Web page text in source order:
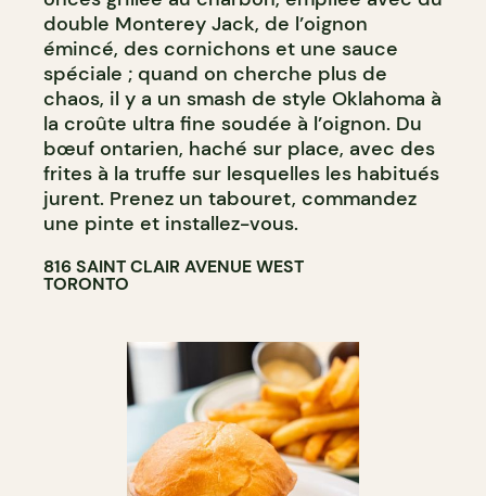
double Monterey Jack, de l’oignon
émincé, des cornichons et une sauce
spéciale ; quand on cherche plus de
chaos, il y a un smash de style Oklahoma à
la croûte ultra fine soudée à l’oignon. Du
bœuf ontarien, haché sur place, avec des
frites à la truffe sur lesquelles les habitués
jurent. Prenez un tabouret, commandez
une pinte et installez-vous.
816 SAINT CLAIR AVENUE WEST
TORONTO